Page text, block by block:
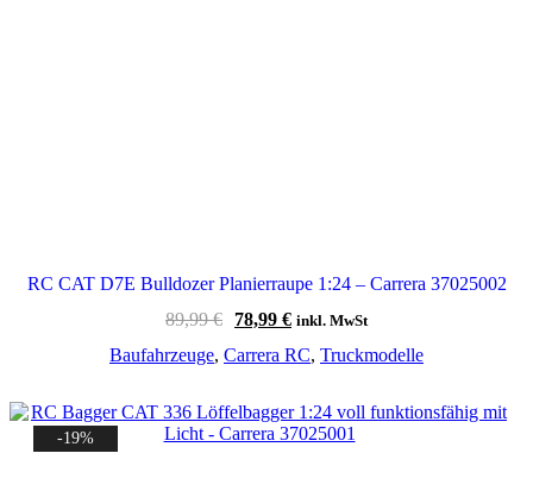
RC CAT D7E Bulldozer Planierraupe 1:24 – Carrera 37025002
89,99€
Ursprünglicher
war:
78,99 €Aktueller
ist:
inkl. MwSt
Baufahrzeuge, Carrera RC, Truckmodelle
-19%